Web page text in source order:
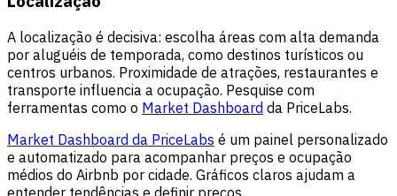
A localização é decisiva: escolha áreas com alta demanda
por aluguéis de temporada, como destinos turísticos ou
centros urbanos. Proximidade de atrações, restaurantes e
transporte influencia a ocupação. Pesquise com
ferramentas como o Market Dashboard da PriceLabs.
Market Dashboard da PriceLabs é um painel personalizado
e automatizado para acompanhar preços e ocupação
médios do Airbnb por cidade. Gráficos claros ajudam a